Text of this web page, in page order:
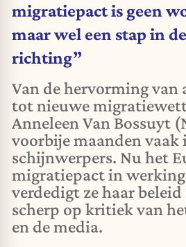
migratiepact is geen
maar wel een stap in
richting”
Van de hervorming van
tot nieuwe
Anneleen Van Bossuyt
voorbije maanden vaak
schijnwerpers. Nu het
migratiepact in
verdedigt ze haar beleid
scherp op kritiek van
en de media.